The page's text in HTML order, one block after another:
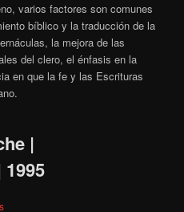
varios factores son comunes
bíblico y la traducción de la
la mejora de las
del clero, el énfasis en la
en que la fe y las Escrituras
|